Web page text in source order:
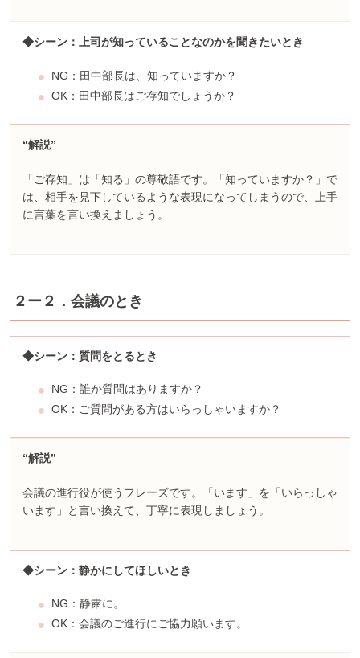
◆シーン：上司が知っていることなのかを聞きたいとき
NG：田中部長は、知っていますか？
OK：田中部長はご存知でしょうか？
“解説”
「ご存知」は「知る」の尊敬語です。「知っていますか？」で
は、相手を見下しているような表現になってしまうので、上手
に言葉を言い換えましょう。
２ー２．会議のとき
◆シーン：質問をとるとき
NG：誰か質問はありますか？
OK：ご質問がある方はいらっしゃいますか？
“解説”
会議の進行役が使うフレーズです。「います」を「いらっしゃ
います」と言い換えて、丁寧に表現しましょう。
◆シーン：静かにしてほしいとき
NG：静粛に。
OK：会議のご進行にご協力願います。